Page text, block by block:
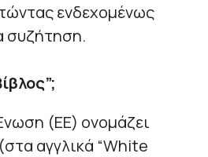
ενδεχομένως
συζήτηση.
(ΕΕ) ονομάζει
αγγλικά “White